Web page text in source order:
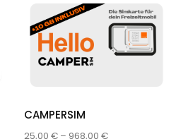
CAMPERSIM
25,00 €– 968,00 €